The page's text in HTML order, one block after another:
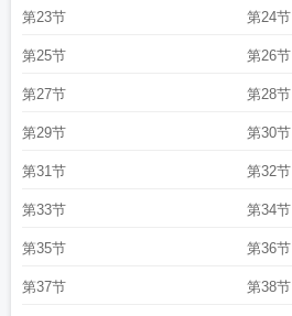
第23节 第24节
第25节 第26节
第27节 第28节
第29节 第30节
第31节 第32节
第33节 第34节
第35节 第36节
第37节 第38节